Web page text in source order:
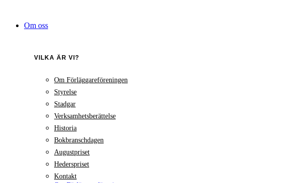
innehållOm oss
VILKA ÄR VI?
Om Förläggareföreningen
Styrelse
Stadgar
Verksamhetsberättelse
Historia
Bokbranschdagen
Augustpriset
Hederspriset
Kontakt